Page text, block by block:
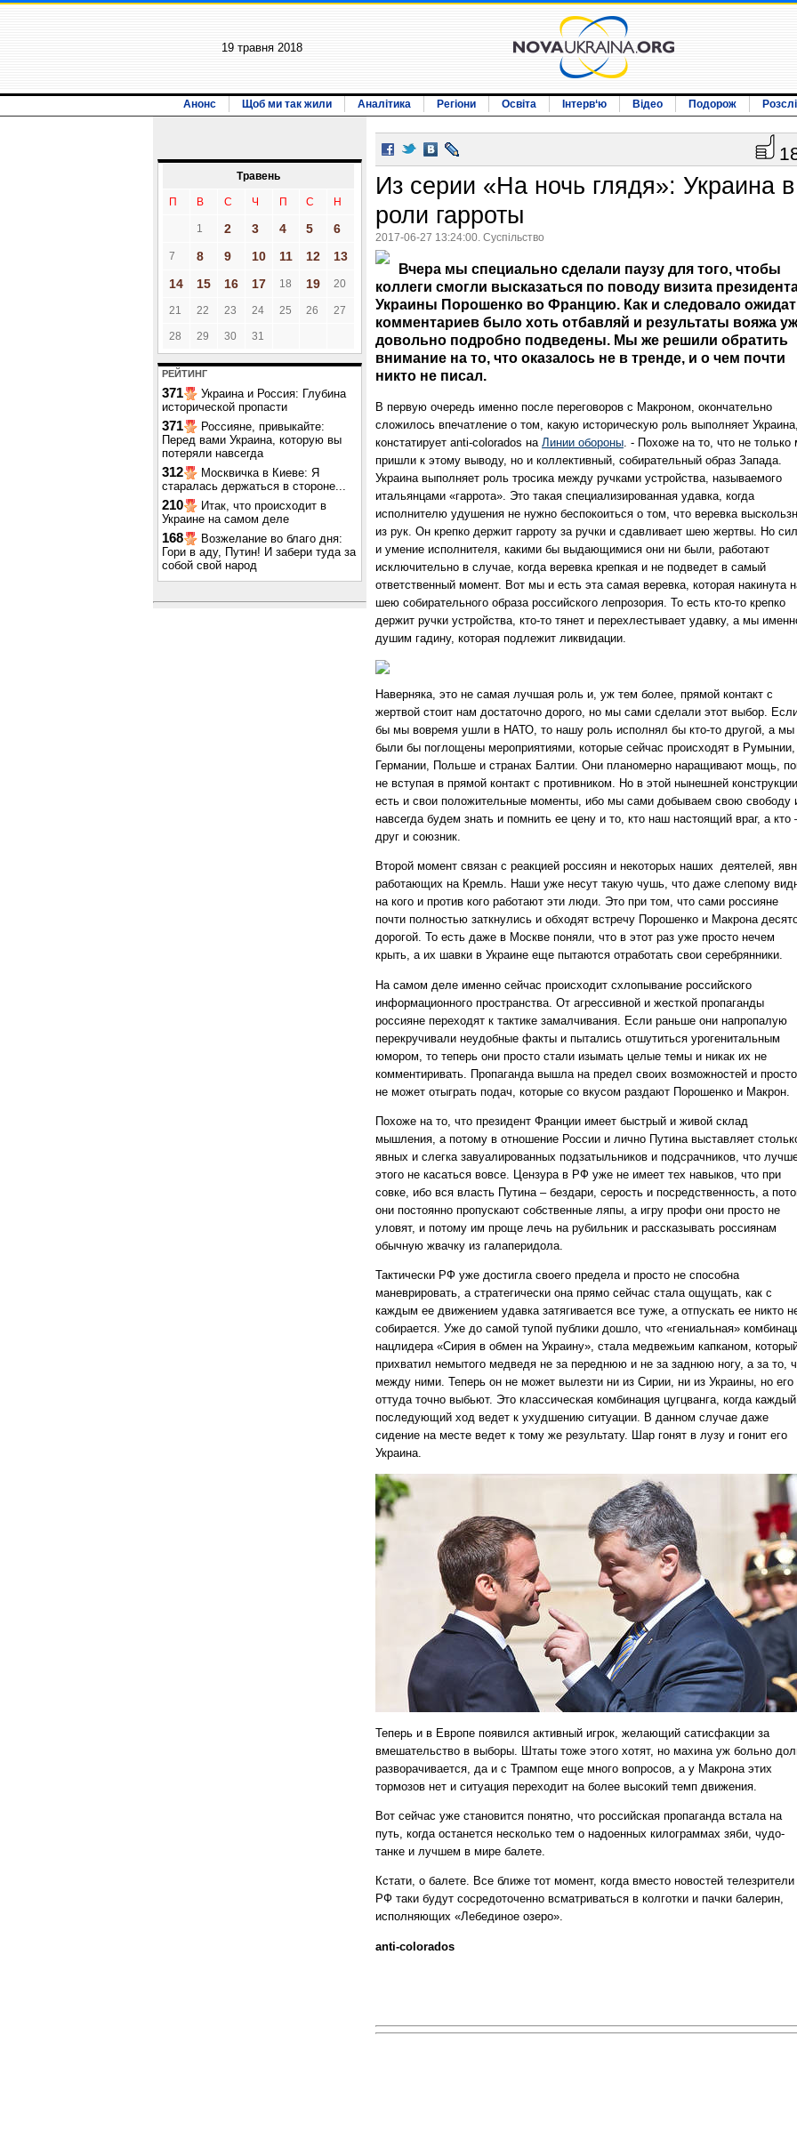
19 травня 2018
Анонс Щоб ми так жили Аналітика Регіони Освіта Інтерв‘ю Відео Подорож
Травень
П В С Ч П С Н
1 2 3 4 5 6
7 8 9 10 11 12
13
14
15 16 17 18 19 20
21 22 23 24 25 26 27
28 29 30 31
РЕЙТИНГ
371
Украина и Россия: Глубина
исторической пропасти
371
Россияне, привыкайте:
Перед вами Украина, которую вы
потеряли навсегда
312
Москвичка в Киеве: Я
старалась держаться в стороне...
210
Итак, что происходит в
Украине на самом деле
168
Возжелание во благо дня:
Гори в аду, Путин! И забери туда за
собой свой народ
Из серии «На ночь глядя»: Украина в
роли гарроты
2017-06-27 13:24:00. Суспільство
Вчера мы специально сделали паузу для того, чтобы
коллеги смогли высказаться по поводу визита
Украины Порошенко во Францию. Как и следовало
комментариев было хоть отбавляй и результаты вояжа
довольно подробно подведены. Мы же решили обратить
внимание на то, что оказалось не в тренде, и о чем почти
никто не писал.
В первую очередь именно после переговоров с Макроном, окончательно
сложилось впечатление о том, какую историческую роль выполняет
констатирует anti-colorados на Линии обороны. - Похоже на то, что не только
пришли к этому выводу, но и коллективный, собирательный образ Запада.
Украина выполняет роль тросика между ручками устройства, называемого
итальянцами «гаррота». Это такая специализированная удавка, когда
исполнителю удушения не нужно беспокоиться о том, что веревка
из рук. Он крепко держит гарроту за ручки и сдавливает шею жертвы. Но
и умение исполнителя, какими бы выдающимися они ни были, работают
исключительно в случае, когда веревка крепкая и не подведет в самый
ответственный момент. Вот мы и есть эта самая веревка, которая накинута
шею собирательного образа российского лепрозория. То есть кто-то крепко
держит ручки устройства, кто-то тянет и перехлестывает удавку, а мы
душим гадину, которая подлежит ликвидации.
Наверняка, это не самая лучшая роль и, уж тем более, прямой контакт с
жертвой стоит нам достаточно дорого, но мы сами сделали этот выбор.
бы мы вовремя ушли в НАТО, то нашу роль исполнял бы кто-то другой, а мы
были бы поглощены мероприятиями, которые сейчас происходят в Румынии,
Германии, Польше и странах Балтии. Они планомерно наращивают мощь,
не вступая в прямой контакт с противником. Но в этой нынешней конструкции
есть и свои положительные моменты, ибо мы сами добываем свою свободу
навсегда будем знать и помнить ее цену и то, кто наш настоящий враг, а кто
друг и союзник.
Второй момент связан с реакцией россиян и некоторых наших деятелей,
работающих на Кремль. Наши уже несут такую чушь, что даже слепому
на кого и против кого работают эти люди. Это при том, что сами россияне
почти полностью заткнулись и обходят встречу Порошенко и Макрона
дорогой. То есть даже в Москве поняли, что в этот раз уже просто нечем
крыть, а их шавки в Украине еще пытаются отработать свои серебрянники.
На самом деле именно сейчас происходит схлопывание российского
информационного пространства. От агрессивной и жесткой пропаганды
россияне переходят к тактике замалчивания. Если раньше они напропалую
перекручивали неудобные факты и пытались отшутиться урогенитальным
юмором, то теперь они просто стали изымать целые темы и никак их не
комментиривать. Пропаганда вышла на предел своих возможностей и просто
не может отыграть подач, которые со вкусом раздают Порошенко и Макрон.
Похоже на то, что президент Франции имеет быстрый и живой склад
мышления, а потому в отношение России и лично Путина выставляет
явных и слегка завуалированных подзатыльников и подсрачников, что
этого не касаться вовсе. Цензура в РФ уже не имеет тех навыков, что при
совке, ибо вся власть Путина – бездари, серость и посредственность, а
они постоянно пропускают собственные ляпы, а игру профи они просто не
уловят, и потому им проще лечь на рубильник и рассказывать россиянам
обычную жвачку из галаперидола.
Тактически РФ уже достигла своего предела и просто не способна
маневрировать, а стратегически она прямо сейчас стала ощущать, как с
каждым ее движением удавка затягивается все туже, а отпускать ее никто
собирается. Уже до самой тупой публики дошло, что «гениальная»
нацлидера «Сирия в обмен на Украину», стала медвежьим капканом,
прихватил немытого медведя не за переднюю и не за заднюю ногу, а за то,
между ними. Теперь он не может вылезти ни из Сирии, ни из Украины, но его
оттуда точно выбьют. Это классическая комбинация цугцванга, когда каждый
последующий ход ведет к ухудшению ситуации. В данном случае даже
сидение на месте ведет к тому же результату. Шар гонят в лузу и гонит его
Украина.
Теперь и в Европе появился активный игрок, желающий сатисфакции за
вмешательство в выборы. Штаты тоже этого хотят, но махина уж больно
разворачивается, да и с Трампом еще много вопросов, а у Макрона этих
тормозов нет и ситуация переходит на более высокий темп движения.
Вот сейчас уже становится понятно, что российская пропаганда встала на
путь, когда останется несколько тем о надоенных килограммах зяби, чудо-
танке и лучшем в мире балете.
Кстати, о балете. Все ближе тот момент, когда вместо новостей телезрители
РФ таки будут сосредоточенно всматриваться в колготки и пачки балерин,
исполняющих «Лебединое озеро».
anti-colorados